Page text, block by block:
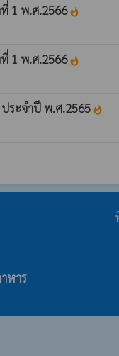
1 พ.ศ.2566whatshot
1 พ.ศ.2566whatshot
ระจำปี พ.ศ.2565 whatshot
หาร